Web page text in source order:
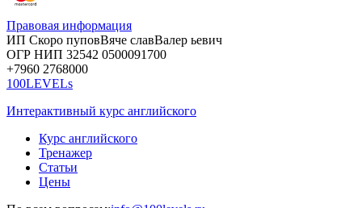
Правовая информация
ИП Скоро пуповВяче славВалер ьевич
ОГР НИП 32542 0500091700
+7960 2768000
100LEVELs
Интерактивный курс английского
Курс английского
Тренажер
Статьи
Цены